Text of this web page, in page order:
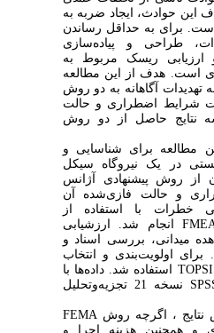
این حوادث، ایجاد ضربه به
برای به حداقل رساندن
طراحی و پیاده‌سازی
ارزیابی ریسک مربوط به
است. هدف از این مطالعه
تهدیدات آگاهانه به دو روش
شرایط اضطراری و حالت
نتایج حاصل از دو روش
مطالعه برای شناسایی و
در یک نیروگاه سیکل
از روش پیشنهادی آژانس
و حالت فازی‌شده آن
خطرات با استفاده از
انجام شد. ارزشیابی
میدانی، بررسی اسناد و
اولویت‌بندی و انتخاب
استفاده شد. داده‌ها با
نسخه 21 تجزیه‌وتحلیل
نتایج: بر اساس نتایج ، اگرچه روش FEMA
و همچنین هزینه اجرا و